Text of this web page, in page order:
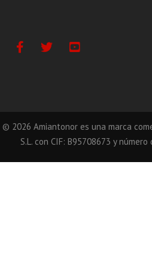
Facebook
TwitterYoutube
© 2026 Amiantonor es una marca
S.L. con CIF: B95708673 y